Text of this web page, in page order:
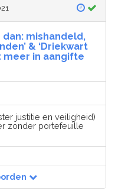
dan: mishandeld,
& ‘Driekwart
in aangifte
justitie en veiligheid)
zonder portefeuille